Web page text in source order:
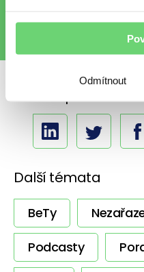
Odmítnout
Další témata
BeTy
Podcasty